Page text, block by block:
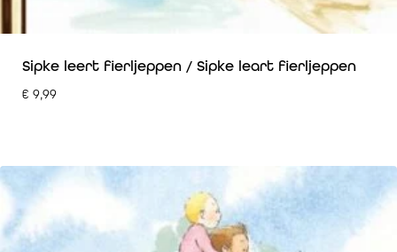
Sipke leert fierljeppen / Sipke leart fierljeppen
€ 9,99